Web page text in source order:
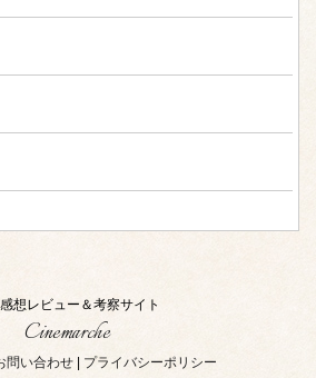
想レビュー＆考察サイト
Cinemarche
問い合わせ プライバシーポリシー